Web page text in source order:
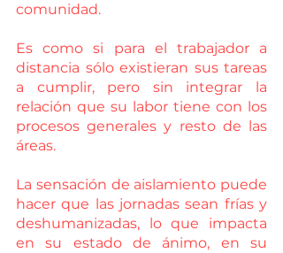
comunidad.
Es como si para el trabajador a
distancia sólo existieran sus tareas
a cumplir, pero sin integrar la
relación que su labor tiene con los
procesos generales y resto de las
áreas.
La sensación de aislamiento puede
hacer que las jornadas sean frías y
deshumanizadas, lo que impacta
en su estado de ánimo, en su